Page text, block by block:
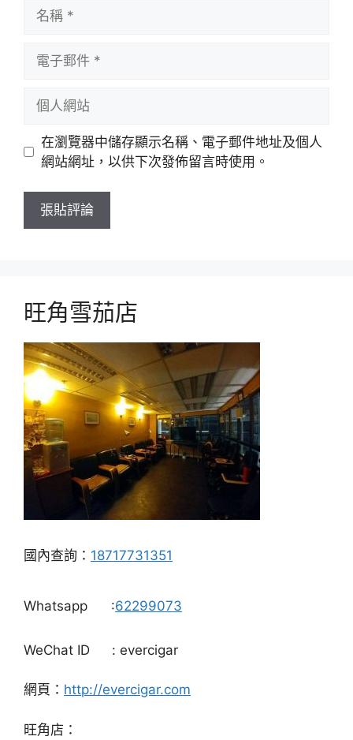
站
在瀏覽器中儲存顯示名稱、電子郵件地址及個人
網站網址，以供下次發佈留言時使用。
旺角雪茄店
國內查詢： 18717731351
Whatsapp :62299073
WeChat ID : evercigar
網頁： http://evercigar.com
旺角店：